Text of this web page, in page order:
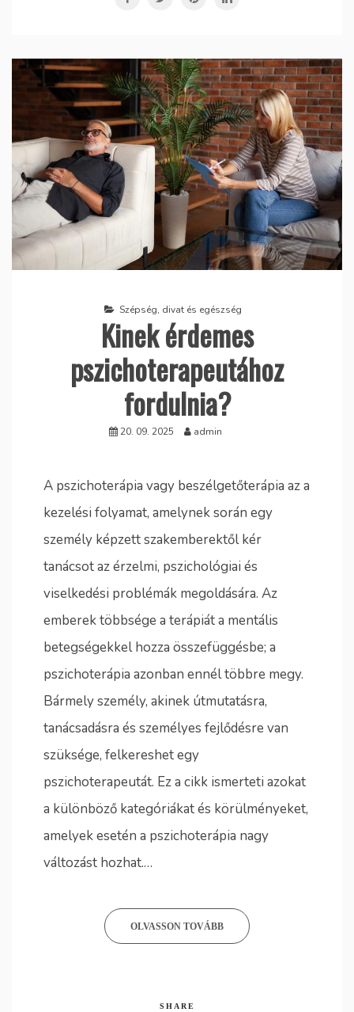
Szépség, divat és egészség
Kinek érdemes
pszichoterapeutához
fordulnia?
20. 09. 2025 admin
A pszichoterápia vagy beszélgetőterápia az a
kezelési folyamat, amelynek során egy
személy képzett szakemberektől kér
tanácsot az érzelmi, pszichológiai és
viselkedési problémák megoldására. Az
emberek többsége a terápiát a mentális
betegségekkel hozza összefüggésbe; a
pszichoterápia azonban ennél többre megy.
Bármely személy, akinek útmutatásra,
tanácsadásra és személyes fejlődésre van
szüksége, felkereshet egy
pszichoterapeutát. Ez a cikk ismerteti azokat
a különböző kategóriákat és körülményeket,
amelyek esetén a pszichoterápia nagy
változást hozhat.…
OLVASSON TOVÁBB
SHARE